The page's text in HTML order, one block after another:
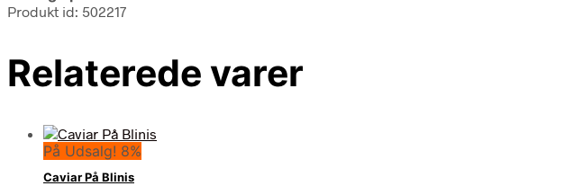
Produkt id: 502217
Relaterede varer
På Udsalg! 8%
Caviar På Blinis